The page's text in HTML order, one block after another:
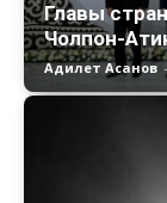
Главы
Чолпон-
Адилет Асанов -